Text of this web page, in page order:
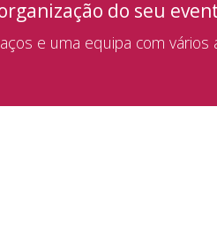
do seu
e uma equipa com